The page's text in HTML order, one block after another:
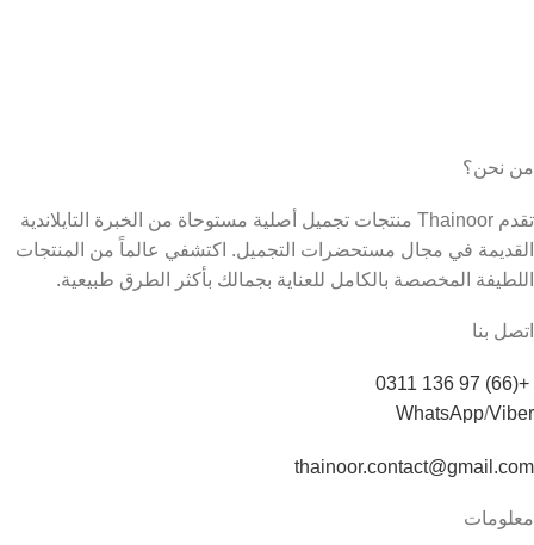
من نحن؟
تقدم Thainoor منتجات تجميل أصلية مستوحاة من الخبرة التايلاندية
القديمة في مجال مستحضرات التجميل. اكتشفي عالماً من المنتجات
اللطيفة المخصصة بالكامل للعناية بجمالك بأكثر الطرق طبيعية.
اتصل بنا
+(66) 97 136 0311
WhatsApp/Viber
thainoor.contact@gmail.com
معلومات